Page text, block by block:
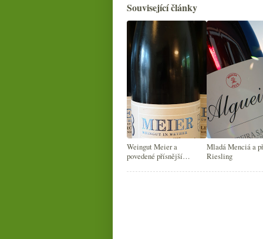
Související články
Weingut Meier a
povedené přísnější
Mladá Menciá a
Riesling